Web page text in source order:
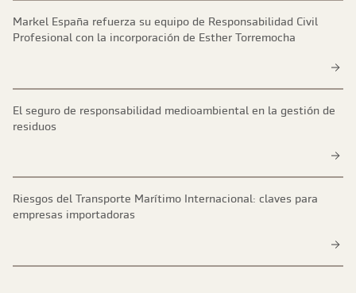
Markel España refuerza su equipo de Responsabilidad Civil
Profesional con la incorporación de Esther Torremocha
El seguro de responsabilidad medioambiental en la gestión de
residuos
Riesgos del Transporte Marítimo Internacional: claves para
empresas importadoras